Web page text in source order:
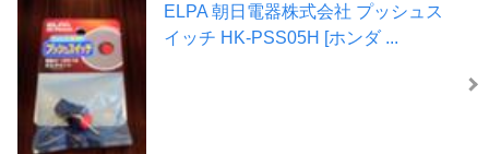
ELPA 朝日電器株式会社 プッシュス
イッチ HK-PSS05H [ホンダ ...